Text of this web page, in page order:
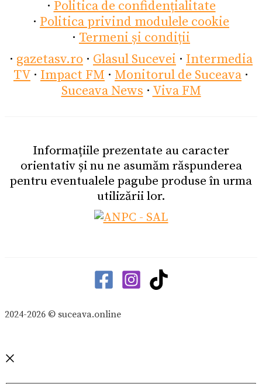
· Politica de confidențialitate
· Politica privind modulele cookie
· Termeni și condiții
· gazetasv.ro · Glasul Sucevei · Intermedia
TV · Impact FM · Monitorul de Suceava ·
Suceava News · Viva FM
Informațiile prezentate au caracter
orientativ și nu ne asumăm răspunderea
pentru eventualele pagube produse în urma
utilizării lor.
2024-2026 © suceava.online